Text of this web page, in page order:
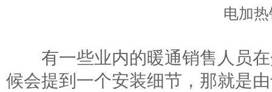
电加
有一些业内的暖通销售人员在
候会提到一个安装细节，那就是